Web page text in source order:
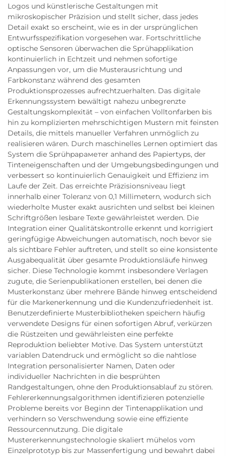
Logos und künstlerische Gestaltungen mit
mikroskopischer Präzision und stellt sicher, dass jedes
Detail exakt so erscheint, wie es in der ursprünglichen
Entwurfsspezifikation vorgesehen war. Fortschrittliche
optische Sensoren überwachen die Sprühapplikation
kontinuierlich in Echtzeit und nehmen sofortige
Anpassungen vor, um die Musterausrichtung und
Farbkonstanz während des gesamten
Produktionsprozesses aufrechtzuerhalten. Das digitale
Erkennungssystem bewältigt nahezu unbegrenzte
Gestaltungskomplexität – von einfachen Volltonfarben bis
hin zu komplizierten mehrschichtigen Mustern mit feinsten
Details, die mittels manueller Verfahren unmöglich zu
realisieren wären. Durch maschinelles Lernen optimiert das
System die Sprühpараметer anhand des Papiertyps, der
Tinteneigenschaften und der Umgebungsbedingungen und
verbessert so kontinuierlich Genauigkeit und Effizienz im
Laufe der Zeit. Das erreichte Präzisionsniveau liegt
innerhalb einer Toleranz von 0,1 Millimetern, wodurch sich
wiederholte Muster exakt ausrichten und selbst bei kleinen
Schriftgrößen lesbare Texte gewährleistet werden. Die
Integration einer Qualitätskontrolle erkennt und korrigiert
geringfügige Abweichungen automatisch, noch bevor sie
als sichtbare Fehler auftreten, und stellt so eine konsistente
Ausgabequalität über gesamte Produktionsläufe hinweg
sicher. Diese Technologie kommt insbesondere Verlagen
zugute, die Serienpublikationen erstellen, bei denen die
Musterkonstanz über mehrere Bände hinweg entscheidend
für die Markenerkennung und die Kundenzufriedenheit ist.
Benutzerdefinierte Musterbibliotheken speichern häufig
verwendete Designs für einen sofortigen Abruf, verkürzen
die Rüstzeiten und gewährleisten eine perfekte
Reproduktion beliebter Motive. Das System unterstützt
variablen Datendruck und ermöglicht so die nahtlose
Integration personalisierter Namen, Daten oder
individueller Nachrichten in die besprühten
Randgestaltungen, ohne den Produktionsablauf zu stören.
Fehlererkennungsalgorithmen identifizieren potenzielle
Probleme bereits vor Beginn der Tintenapplikation und
verhindern so Verschwendung sowie eine effiziente
Ressourcennutzung. Die digitale
Mustererkennungstechnologie skaliert mühelos vom
Einzelprototyp bis zur Massenfertigung und bewahrt dabei